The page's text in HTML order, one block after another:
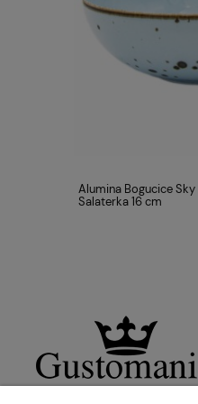
Alumina Bogucice Sky
Salaterka 16 cm